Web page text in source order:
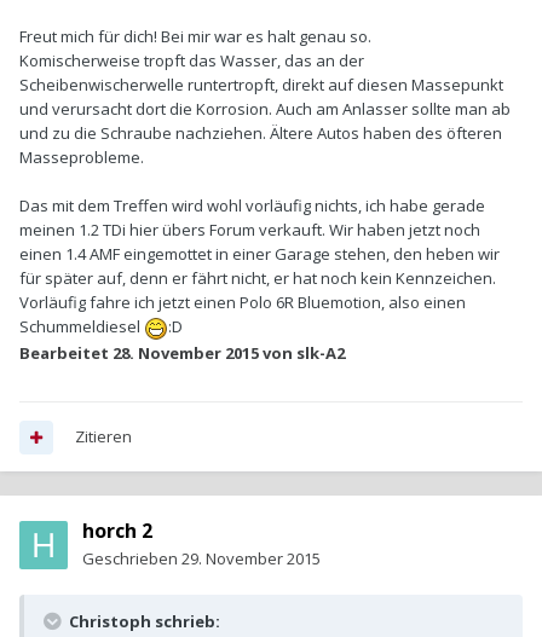
Freut mich für dich! Bei mir war es halt genau so.
Komischerweise tropft das Wasser, das an der
Scheibenwischerwelle runtertropft, direkt auf diesen Massepunkt
und verursacht dort die Korrosion. Auch am Anlasser sollte man ab
und zu die Schraube nachziehen. Ältere Autos haben des öfteren
Masseprobleme.
Das mit dem Treffen wird wohl vorläufig nichts, ich habe gerade
meinen 1.2 TDi hier übers Forum verkauft. Wir haben jetzt noch
einen 1.4 AMF eingemottet in einer Garage stehen, den heben wir
für später auf, denn er fährt nicht, er hat noch kein Kennzeichen.
Vorläufig fahre ich jetzt einen Polo 6R Bluemotion, also einen
Schummeldiesel
:D
Bearbeitet 28. November 2015von slk-A2
Zitieren
horch 2
Geschrieben 29. November 2015
Christoph schrieb: